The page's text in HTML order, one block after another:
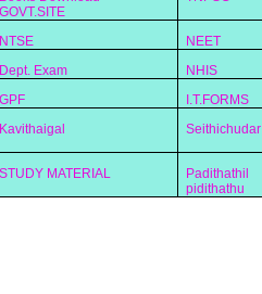
GOVT.SITE
NTSE NEET
Dept. Exam NHIS
GPF I.T.FORMS
Kavithaigal Seithichudar
STUDY MATERIAL
Padithathil
pidithathu